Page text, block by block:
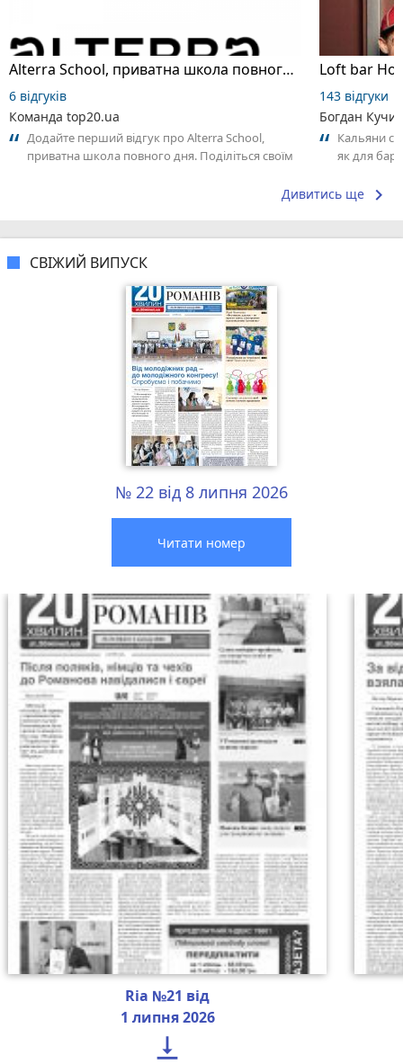
Alterra School, приватна школа повного дня
6 відгуків
Команда top20.ua
Додайте перший відгук про Alterra School,
приватна школа повного дня. Поділіться своїм
Loft bar
143 відгуки
Богдан
Кальяни
як для
Дивитись ще keyboard_arrow_right
СВІЖИЙ ВИПУСК
№ 22 від 8 липня 2026
Читати номер
Ria №21 від
1 липня 2026
